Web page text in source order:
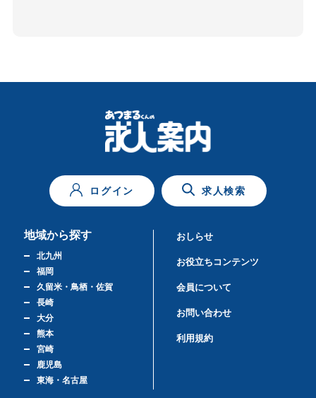
ログイン 求人検索
地域から探す
北九州
福岡
久留米・鳥栖・佐賀
長崎
大分
熊本
宮崎
鹿児島
東海・名古屋
おしらせ
お役立ちコンテンツ
会員について
お問い合わせ
利用規約